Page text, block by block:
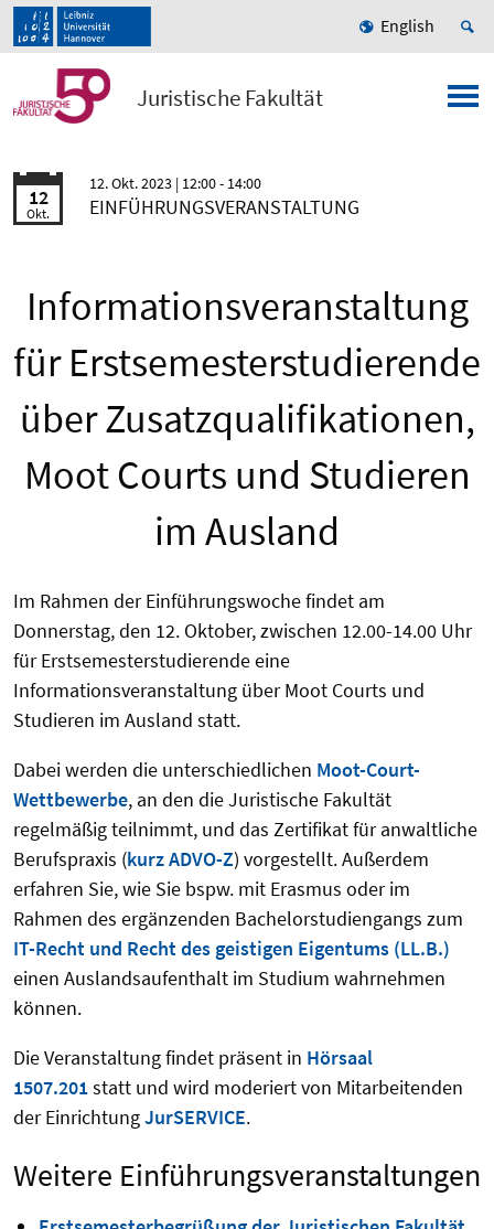
English
Juristische Fakultät
12
Okt.
12. Okt. 2023 | 12:00 - 14:00
EINFÜHRUNGSVERANSTALTUNG
Informationsveranstaltung
für Erstsemesterstudierende
über Zusatzqualifikationen,
Moot Courts und Studieren
im Ausland
Im Rahmen der Einführungswoche findet am
Donnerstag, den 12. Oktober, zwischen 12.00-14.00 Uhr
für Erstsemesterstudierende eine
Informationsveranstaltung über Moot Courts und
Studieren im Ausland statt.
Dabei werden die unterschiedlichen Moot-Court-
Wettbewerbe, an den die Juristische Fakultät
regelmäßig teilnimmt, und das Zertifikat für anwaltliche
Berufspraxis (kurz ADVO-Z) vorgestellt. Außerdem
erfahren Sie, wie Sie bspw. mit Erasmus oder im
Rahmen des ergänzenden Bachelorstudiengangs zum
IT-Recht und Recht des geistigen Eigentums (LL.B.)
einen Auslandsaufenthalt im Studium wahrnehmen
können.
Die Veranstaltung findet präsent in Hörsaal
1507.201statt und wird moderiert von Mitarbeitenden
der EinrichtungJurSERVICE.
Weitere Einführungsveranstaltungen